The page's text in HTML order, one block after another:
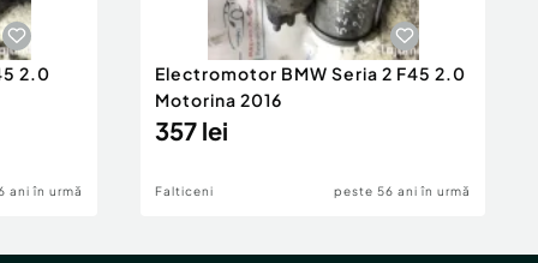
2.0
ani în urmă
Electromotor BMW Seria 2 F45 2.0
Motorina 2016
357 lei
Falticeni peste 56 ani în urmă